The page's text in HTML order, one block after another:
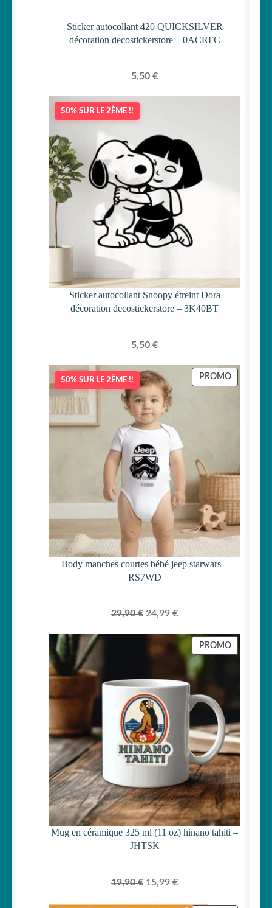
Sticker autocollant 420 QUICKSILVER
décoration decostickerstore – 0ACRFC
5,50 €
50% SUR LE 2ÈME !!
Sticker autocollant Snoopy étreint Dora
décoration decostickerstore – 3K40BT
5,50 €
50% SUR LE 2ÈME !! PROMOPRODUIT
Body manches courtes bébé jeep starwars –
RS7WD
29,90€ Le
initial
était :
24,99 €Le
actuel
est :
24,99 €.
PROMOPRODUIT
Mug en céramique 325 ml (11 oz) hinano tahiti –
JHTSK
19,90€ Le
15,99 €Le